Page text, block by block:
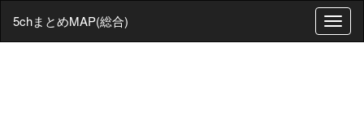
T
o
5chまとめMAP(総合)